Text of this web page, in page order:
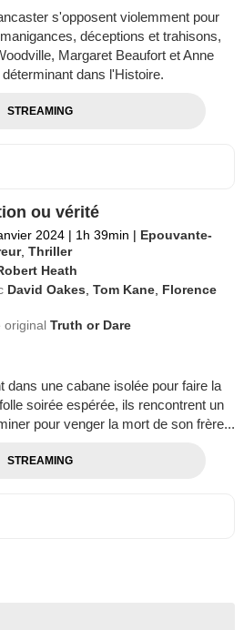
s'opposent violemment pour
déceptions et trahisons,
Margaret Beaufort et Anne
dans l'Histoire.
STREAMING
ou vérité
2024 | 1h 39min | Epouvante-
,Thriller
Heath
David Oakes ,Tom Kane Florence
originalTruth or Dare
dans une cabane isolée pour faire la
soirée espérée, ils rencontrent un
pour venger la mort de son frère...
STREAMING